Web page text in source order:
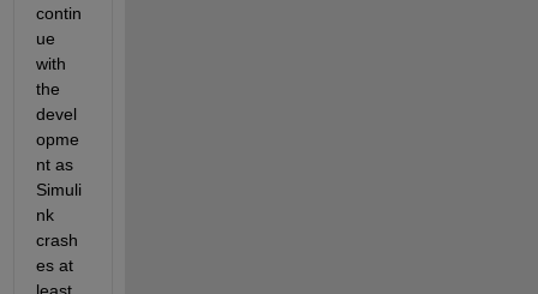
contin
ue
with
the
devel
opme
nt as
Simuli
nk
crash
es at